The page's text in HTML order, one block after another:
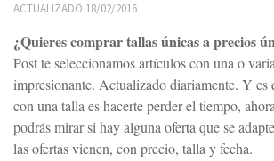
ACTUALIZADO 18/02/2016
¿Quieres comprar tallas únicas a precios
Post te seleccionamos artículos con una o
impresionante. Actualizado diariamente. Y es
con una talla es hacerte perder el tiempo,
podrás mirar si hay alguna oferta que se
las ofertas vienen, con precio, talla y fecha.